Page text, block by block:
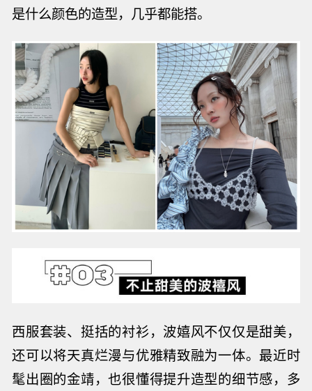
是什么颜色的造型，几乎都能搭。
西服套装、挺括的衬衫，波嬉风不仅仅是甜美，
还可以将天真烂漫与优雅精致融为一体。最近时
髦出圈的金靖，也很懂得提升造型的细节感，多